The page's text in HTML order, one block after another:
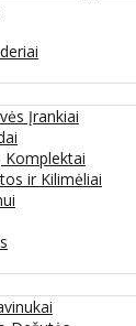
Įrankiai
Komplektai
ir Kilimėliai